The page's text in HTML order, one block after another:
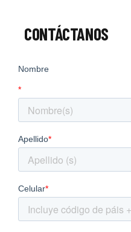
CONTÁCTANOS